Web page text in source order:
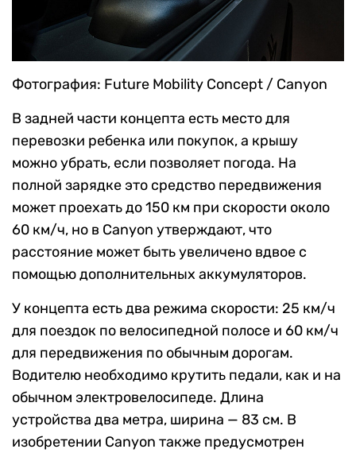
Фотография: Future Mobility Concept / Canyon
В задней части концепта есть место для
перевозки ребенка или покупок, а крышу
можно убрать, если позволяет погода. На
полной зарядке это средство передвижения
может проехать до 150 км при скорости около
60 км/ч, но в Canyon утверждают, что
расстояние может быть увеличено вдвое с
помощью дополнительных аккумуляторов.
У концепта есть два режима скорости: 25 км/ч
для поездок по велосипедной полосе и 60 км/ч
для передвижения по обычным дорогам.
Водителю необходимо крутить педали, как и на
обычном электровелосипеде. Длина
устройства два метра, ширина — 83 см. В
изобретении Canyon также предусмотрен